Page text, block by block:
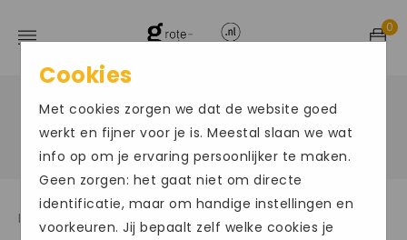
0
Home / Product Merk /
Pikolinos
Herenschoenen t/m maat 50
Cookies
Met cookies zorgen we dat de website goed
werkt en fijner voor je is. Meestal slaan we wat
info op om je ervaring persoonlijker te maken.
Geen zorgen: het gaat niet om directe
identificatie, maar om handige instellingen en
voorkeuren. Jij bepaalt zelf welke cookies je